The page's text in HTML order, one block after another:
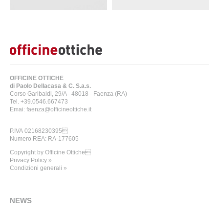
OFFICINE OTTICHE
di Paolo Dellacasa & C. S.a.s.
Corso Garibaldi, 29/A - 48018 - Faenza (RA)
Tel. +39.0546.667473
Emai: faenza@officineottiche.it
P.IVA 02168230395
Numero REA: RA-177605
Copyright by Officine Ottiche
Privacy Policy »
Condizioni generali »
NEWS